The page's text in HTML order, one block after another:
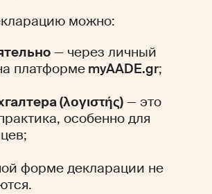
можно:
— через личный
платформе myAADE.gr;
(λογιστής) — это
особенно для
форме декларации не